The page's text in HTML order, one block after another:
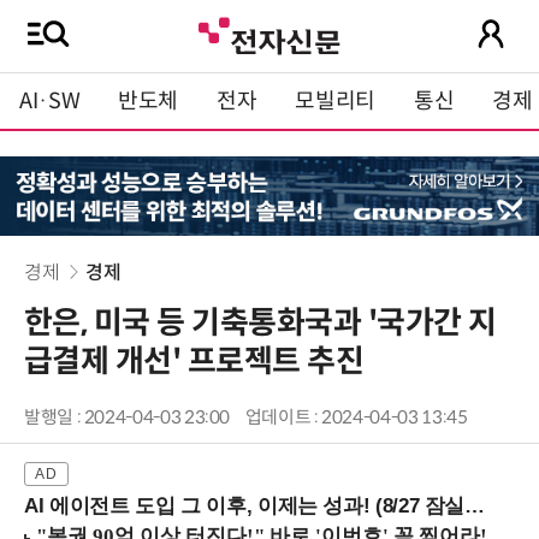
AI·SW 반도체 전자 모빌리티 통신 경제
경제 경제
한은, 미국 등 기축통화국과 '국가간 지
급결제 개선' 프로젝트 추진
발행일 : 2024-04-03 23:00 업데이트 : 2024-04-03 13:45
AI 에이전트 도입 그 이후, 이제는 성과! (8/27 잠실역)